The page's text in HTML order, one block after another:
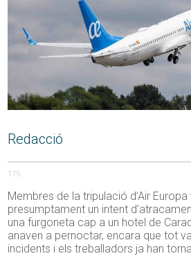
Redacció
175
Membres de la tripulació d’Air
presumptament un intent
una furgoneta cap a un hotel de
anaven a pernoctar, encara que tot
incidents i els treballadors ja han